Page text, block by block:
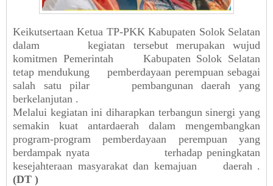
KeikutsertaanKetua TP-PKKKabupaten Solok Selatan
dalam
kegiatan tersebut merupakanwujud
komitmen Pemerintah Kabupaten Solok Selatan
tetap mendukung pemberdayaanperempuan sebagai
salah satupilar pembangunandaerahyang
berkelanjutan .
Melalui kegiataninidiharapkan terbangunsinergiyang
semakin kuat antardaerah dalam mengembangkan
program-programpemberdayaan perempuanyang
berdampaknyata terhadappeningkatan
kesejahteraan masyarakatdan kemajuan daerah .
(DT )